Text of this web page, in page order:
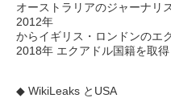
オーストラリアのジャーナリ
2012年
からイギリス・ロンドンのエ
2018年 エクアドル国籍を取
◆ WikiLeaks とUSA